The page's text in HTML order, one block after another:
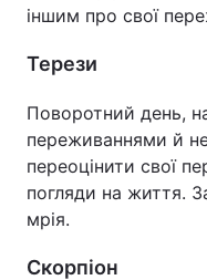
іншим про свої
Терези
Поворотний день,
переживаннями й
переоцінити свої
погляди на життя.
мрія.
Скорпіон